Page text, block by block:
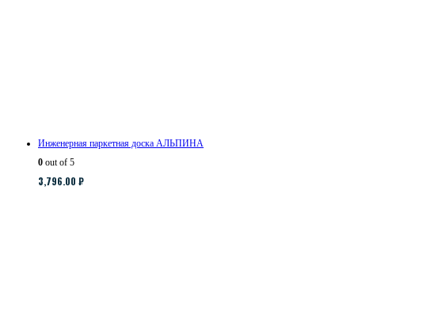
Инженерная паркетная доска АЛЬПИНА
0 out of 5
3,796.00 ₽